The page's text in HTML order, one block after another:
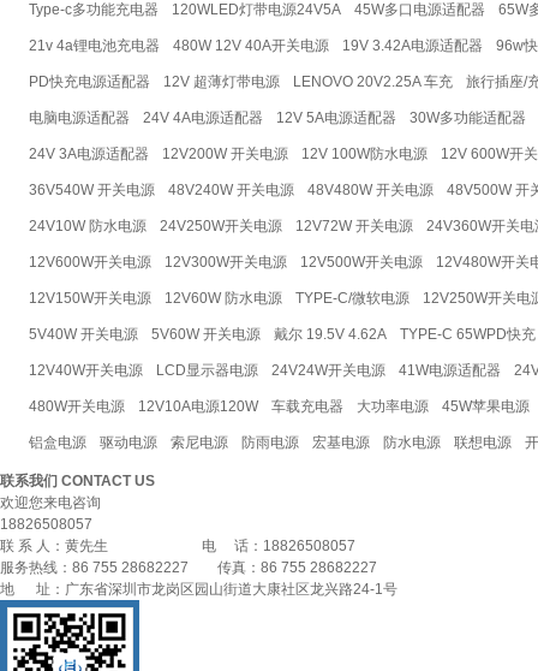
Type-c多功能充电器 120WLED灯带电源24V5A 45W多口电源适配器 65W
21v 4a锂电池充电器 480W 12V 40A开关电源 19V 3.42A电源适配器 96w
PD快充电源适配器 12V 超薄灯带电源 LENOVO 20V2.25A 车充 旅行插座/
电脑电源适配器 24V 4A电源适配器 12V 5A电源适配器 30W多功能适配器
24V 3A电源适配器 12V200W 开关电源 12V 100W防水电源 12V 600W开
36V540W 开关电源 48V240W 开关电源 48V480W 开关电源 48V500W 开
24V10W 防水电源 24V250W开关电源 12V72W 开关电源 24V360W开关电
12V600W开关电源 12V300W开关电源 12V500W开关电源 12V480W开关
12V150W开关电源 12V60W 防水电源 TYPE-C/微软电源 12V250W开关电
5V40W 开关电源 5V60W 开关电源 戴尔 19.5V 4.62A TYPE-C 65WPD快充
12V40W开关电源 LCD显示器电源 24V24W开关电源 41W电源适配器
480W开关电源 12V10A电源120W 车载充电器 大功率电源 45W苹果电源
铝盒电源 驱动电源 索尼电源 防雨电源 宏基电源 防水电源 联想电源
联系我们 CONTACT US
欢迎您来电咨询
18826508057
联 系 人：黄先生 电 话：18826508057
服务热线：86 755 28682227 传真：86 755 28682227
地 址：广东省深圳市龙岗区园山街道大康社区龙兴路24-1号